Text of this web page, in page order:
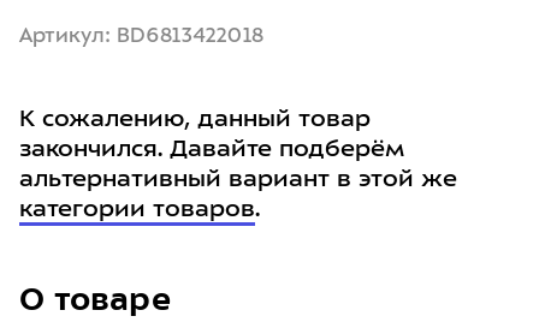
О товаре
Артикул: BD6813422018
К сожалению, данный товар
закончился. Давайте подберём
альтернативный вариант в этой же
категории товаров.